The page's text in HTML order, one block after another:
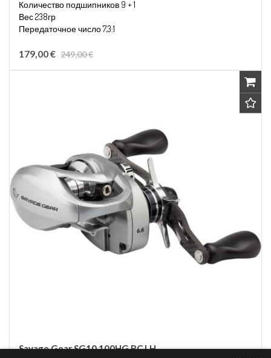
Количество подшипников 9 + 1
Вес 238гр
Передаточное число 7,3:1
179,00 € 249,00 €
Savage Gear SG10 100HG BC LH